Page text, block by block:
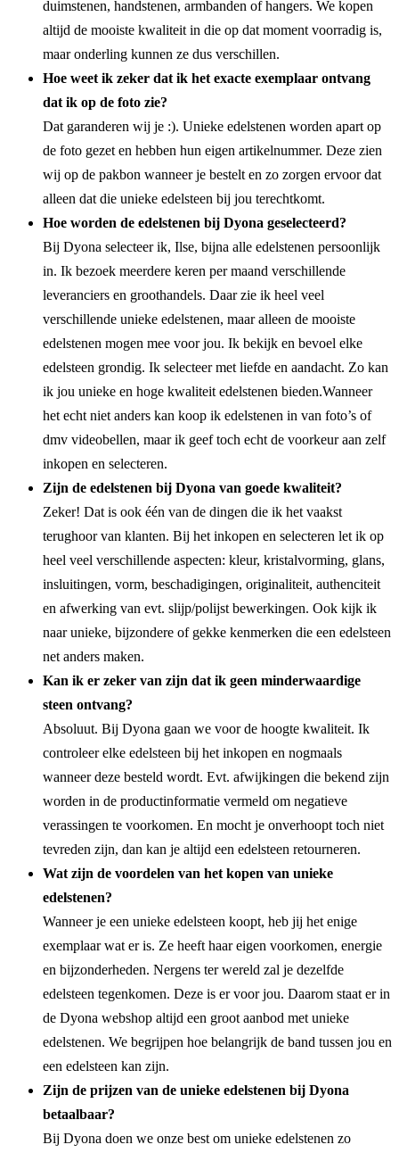
duimstenen, handstenen, armbanden of hangers. We kopen
altijd de mooiste kwaliteit in die op dat moment voorradig is,
maar onderling kunnen ze dus verschillen.
Hoe weet ik zeker dat ik het exacte exemplaar ontvang
dat ik op de foto zie?
Dat garanderen wij je :). Unieke edelstenen worden apart op
de foto gezet en hebben hun eigen artikelnummer. Deze zien
wij op de pakbon wanneer je bestelt en zo zorgen ervoor dat
alleen dat die unieke edelsteen bij jou terechtkomt.
Hoe worden de edelstenen bij Dyona geselecteerd?
Bij Dyona selecteer ik, Ilse, bijna alle edelstenen persoonlijk
in. Ik bezoek meerdere keren per maand verschillende
leveranciers en groothandels. Daar zie ik heel veel
verschillende unieke edelstenen, maar alleen de mooiste
edelstenen mogen mee voor jou. Ik bekijk en bevoel elke
edelsteen grondig. Ik selecteer met liefde en aandacht. Zo kan
ik jou unieke en hoge kwaliteit edelstenen bieden.Wanneer
het echt niet anders kan koop ik edelstenen in van foto’s of
dmv videobellen, maar ik geef toch echt de voorkeur aan zelf
inkopen en selecteren.
Zijn de edelstenen bij Dyona van goede kwaliteit?
Zeker! Dat is ook één van de dingen die ik het vaakst
terughoor van klanten. Bij het inkopen en selecteren let ik op
heel veel verschillende aspecten: kleur, kristalvorming, glans,
insluitingen, vorm, beschadigingen, originaliteit, authenciteit
en afwerking van evt. slijp/polijst bewerkingen. Ook kijk ik
naar unieke, bijzondere of gekke kenmerken die een edelsteen
net anders maken.
Kan ik er zeker van zijn dat ik geen minderwaardige
steen ontvang?
Absoluut. Bij Dyona gaan we voor de hoogte kwaliteit. Ik
controleer elke edelsteen bij het inkopen en nogmaals
wanneer deze besteld wordt. Evt. afwijkingen die bekend zijn
worden in de productinformatie vermeld om negatieve
verassingen te voorkomen. En mocht je onverhoopt toch niet
tevreden zijn, dan kan je altijd een edelsteen retourneren.
Wat zijn de voordelen van het kopen van unieke
edelstenen?
Wanneer je een unieke edelsteen koopt, heb jij het enige
exemplaar wat er is. Ze heeft haar eigen voorkomen, energie
en bijzonderheden. Nergens ter wereld zal je dezelfde
edelsteen tegenkomen. Deze is er voor jou. Daarom staat er in
de Dyona webshop altijd een groot aanbod met unieke
edelstenen. We begrijpen hoe belangrijk de band tussen jou en
een edelsteen kan zijn.
Zijn de prijzen van de unieke edelstenen bij Dyona
betaalbaar?
Bij Dyona doen we onze best om unieke edelstenen zo